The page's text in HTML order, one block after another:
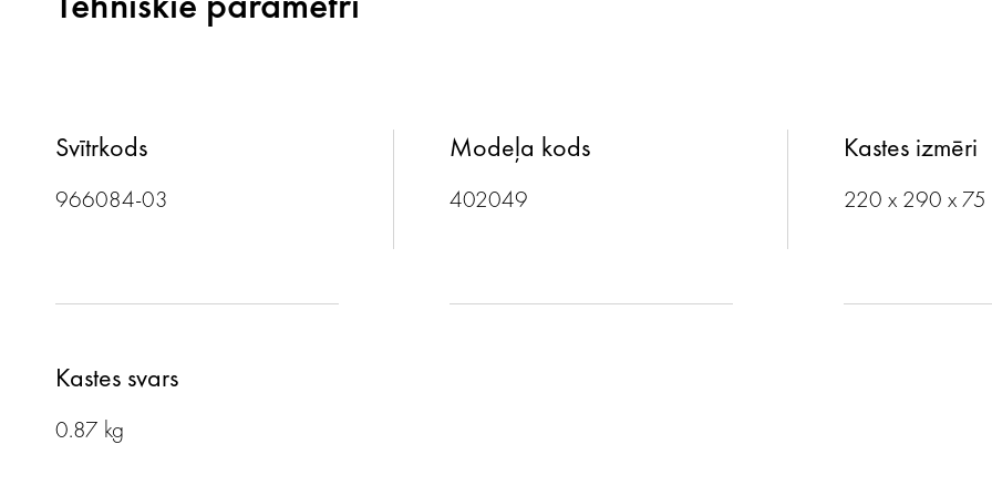
Svītrkods
966084-03
Modeļa kods
402049
Kastes izmēri
220 x 290 x 75
Kastes svars
0.87 kg